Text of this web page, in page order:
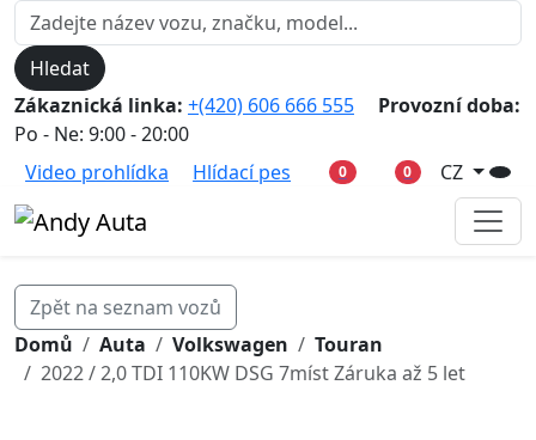
Hledat
Zákaznická linka: +(420) 606 666 555
Provozní doba:
Po - Ne: 9:00 - 20:00
Video prohlídka
Hlídací pes 0 0 CZ
Zpět na seznam vozů
Domů
Auta Volkswagen
Touran
2022 / 2,0 TDI 110KW DSG 7míst Záruka až 5 let